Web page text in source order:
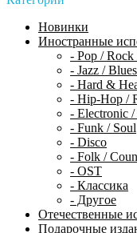
Новинки
Иностранные
- Pop / Rock
- Jazz /
- Hard &
- Hip-Hop /
- Electronic
- Funk / Soul
- Disco
- Folk /
- OST
- Классика
- Другое
Отечественные
Подарочные